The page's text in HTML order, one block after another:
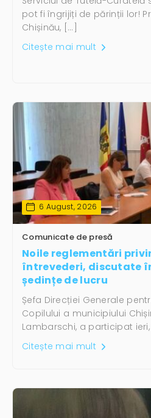
pot fi îngrijiți de părinții lor!
Chișinău, […]
Citește mai mult
6 August, 2026
Comunicate de presă
Noile reglementări
întrevederi, discutate
ședințe de lucru
Șefa Direcției Generale
Copilului a municipiului
Lambarschi, a participat
Citește mai mult